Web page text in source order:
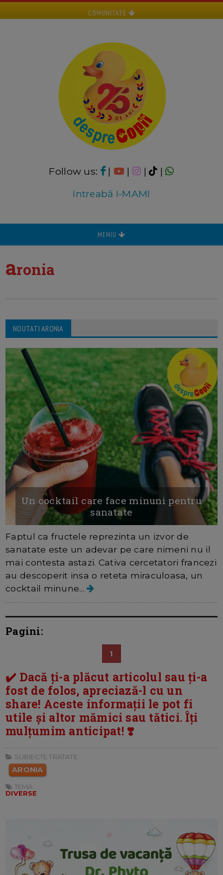
COMUNITATE
Follow us: | | |
|
Intreabă I-MAMI
MENIU
aronia
NOUTATI ARONIA
Un cocktail care face minuni pentru
sanatate
Faptul ca fructele reprezinta un izvor de
sanatate este un adevar pe care nimeni nu il
mai contesta astazi. Cativa cercetatori francezi
au descoperit insa o reteta miraculoasa, un
cocktail minune...
Pagini:
1
✔️ Dacă ți-a plăcut articolul sau ți-a
fost de folos, apreciază-l cu un
share! Aceste informații le pot fi
utile și altor mămici sau tătici. Îți
mulțumim anticipat! ❣️
SUBIECTE TRATATE:
ARONIA
TEMA:
DIVERSE